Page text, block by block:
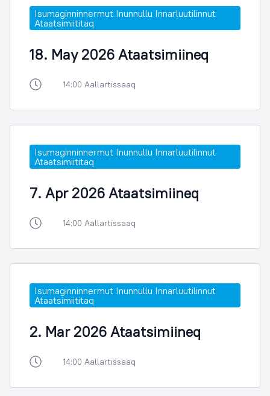
Isumaginninnermut Inunnullu Innarluutilinnut
Ataatsimiititaq
18. May 2026 Ataatsimiineq
14:00 Aallartissaaq
Isumaginninnermut Inunnullu Innarluutilinnut
Ataatsimiititaq
7. Apr 2026 Ataatsimiineq
14:00 Aallartissaaq
Isumaginninnermut Inunnullu Innarluutilinnut
Ataatsimiititaq
2. Mar 2026 Ataatsimiineq
14:00 Aallartissaaq